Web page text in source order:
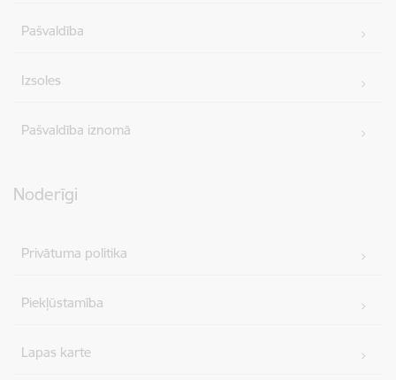
Pašvaldība
Izsoles
Pašvaldība iznomā
Noderīgi
Privātuma politika
Piekļūstamība
Lapas karte